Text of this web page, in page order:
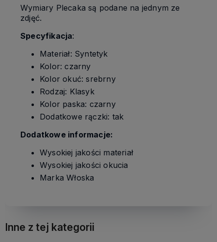
Wymiary Plecaka są podane na jednym ze
zdjęć.
Specyfikacja:
Materiał: Syntetyk
Kolor: czarny
Kolor okuć: srebrny
Rodzaj: Klasyk
Kolor paska: czarny
Dodatkowe rączki: tak
Dodatkowe informacje:
Wysokiej jakości materiał
Wysokiej jakości okucia
Marka Włoska
Inne z tej kategorii